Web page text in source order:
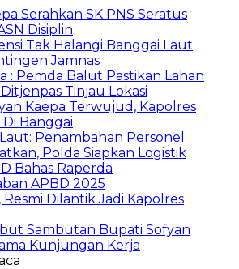
Serahkan SK PNS Seratus
Disiplin
Tak Halangi Banggai Laut
Jamnas
: Pemda Balut Pastikan Lahan
Tinjau Lokasi
Kaepa Terwujud, Kapolres
Banggai
Penambahan Personel
Polda Siapkan Logistik
Bahas Raperda
APBD 2025
Resmi Dilantik Jadi Kapolres
Sambutan Bupati Sofyan
Kunjungan Kerja